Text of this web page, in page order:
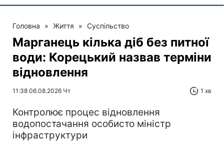
Головна » Життя » Суспільство
Марганець кілька діб без питної
води: Корецький назвав терміни
відновлення
11:38 06.08.2026 Чт 1 хв
Контролює процес відновлення
водопостачання особисто міністр
інфраструктури